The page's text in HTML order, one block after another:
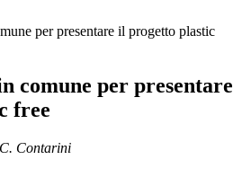
per presentare il progetto plastic
comune per presentare
free
Contarini